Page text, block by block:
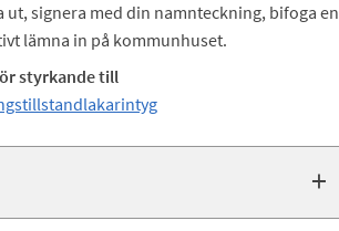
signera med din namnteckning, bifoga en
lämna in på kommunhuset.
styrkande till